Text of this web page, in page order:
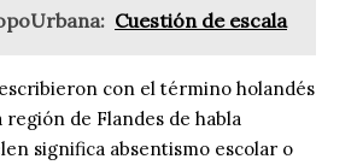
Cuestión de escala
con el término holandés
región de Flandes de habla
significa absentismo escolar o